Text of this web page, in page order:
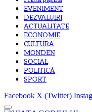
EVENIMENT
DEZVALUIRI
ACTUALITATE
ECONOMIE
CULTURA
MONDEN
SOCIAL
POLITICĂ
SPORT
Facebook X (Twitter)